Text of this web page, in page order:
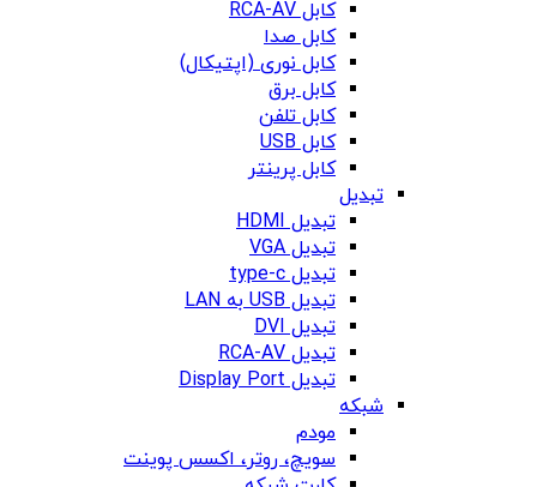
کابل RCA-AV
کابل صدا
کابل نوری (اپتیکال)
کابل برق
کابل تلفن
کابل USB
کابل پرینتر
تبدیل
تبدیل HDMI
تبدیل VGA
تبدیل type-c
تبدیل USB به LAN
تبدیل DVI
تبدیل RCA-AV
تبدیل Display Port
شبکه
مودم
سویچ، روتر، اکسس پوینت